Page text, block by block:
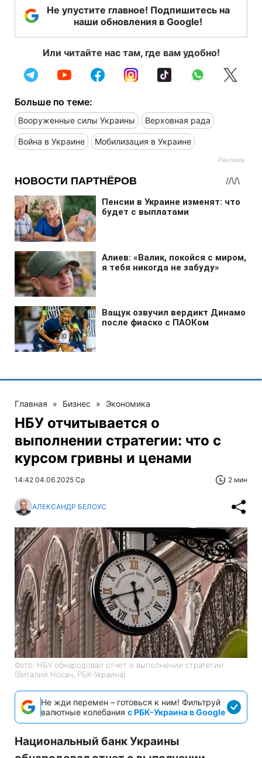
Не упустите главное! Подпишитесь на
наши обновления в Google!
Или читайте нас там, где вам удобно!
Больше по теме:
Вооруженные силы Украины Верховная рада
Война в Украине Мобилизация в Украине
Главная » Бизнес » Экономика
НБУ отчитывается о
выполнении стратегии: что с
курсом гривны и ценами
14:42 04.06.2025 Ср 2 мин
АЛЕКСАНДР БЕЛОУС
Фото: НБУ обнародовал отчет о выполнении стратегии
(Виталий Носач, РБК-Украина)
Не жди перемен – готовься к ним! Фильтруй
валютные колебания с РБК-Украина в Google
Национальный банк Украины